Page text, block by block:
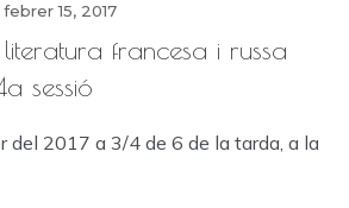
febrer 15, 2017
francesa i russa
sessió
del 2017 a 3/4 de 6 de la tarda, a la